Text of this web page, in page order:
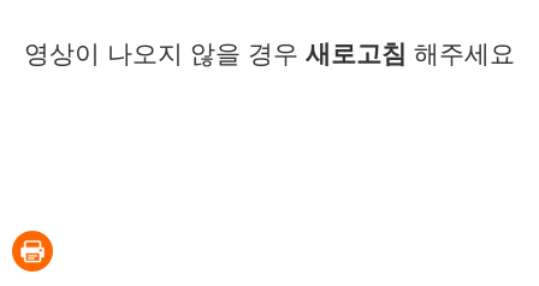
영상이 나오지 않을 경우 새로고침 해주세요